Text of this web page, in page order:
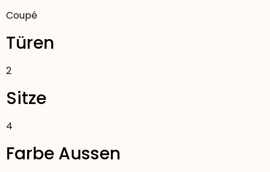
Coupé
Türen
2
Sitze
4
Farbe Aussen